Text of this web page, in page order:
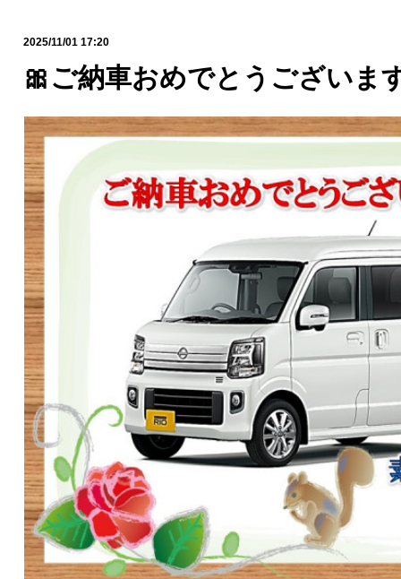
2025/11/01 17:20
🎀ご納車おめでとうございま